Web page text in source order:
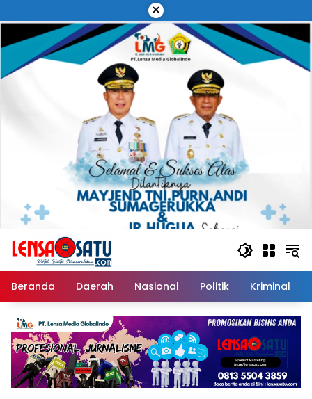
ke
konten
×
Beranda Daerah Nasional Politik Kriminal